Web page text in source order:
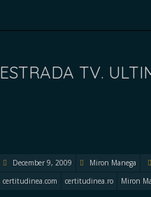
ESTRADA TV.
December 9, 2009 Miron Manega
certitudinea.com
certitudinea.ro Miron